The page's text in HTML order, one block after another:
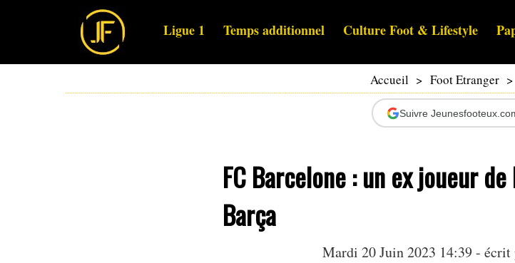
Ligue 1 Temps additionnel Culture Foot & Lifestyle
Accueil > Foot Etranger >
Suivre
FC Barcelone : un ex joueur
Barça
Mardi 20 Juin 2023 14:39 - écrit